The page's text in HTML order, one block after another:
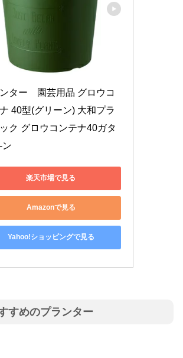
ター　園芸用品 グロウコ
40型(グリーン) 大和プラ
ク グロウコンテナ40ガタ
ン
楽天市場で見る
Amazonで見る
Yahoo!ショッピングで見る
すめのプランター